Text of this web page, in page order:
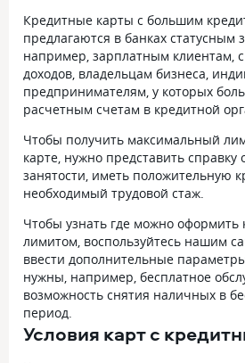
Кредитные карты с большим
предлагаются в банках статусным
например, зарплатным клиентам,
доходов, владельцам бизнеса,
предпринимателям, у которых
расчетным счетам в кредитной
Чтобы получить максимальный
карте, нужно представить справку
занятости, иметь положительную
необходимый трудовой стаж.
Чтобы узнать где можно оформить
лимитом, воспользуйтесь нашим
ввести дополнительные
нужны, например, бесплатное
возможность снятия наличных в
период.
Условия карт с